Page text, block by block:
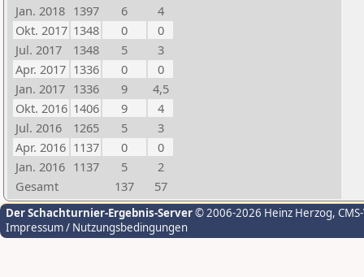
Jan. 2018 1397 6
4
Okt. 2017 1348 0
0
Jul. 2017
1348 5
3
Apr. 2017 1336 0
0
Jan. 2017 1336 9
4,5
Okt. 2016 1406 9
4
Jul. 2016
1265 5
3
Apr. 2016 1137 0
0
Jan. 2016 1137 5
2
Gesamt
137 57
Der Schachturnier-Ergebnis-Server© 2006-2026 Heinz Herzog,
Impressum / Nutzungsbedingungen